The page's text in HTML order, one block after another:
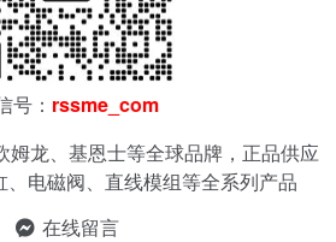
号： rssme_com
姆龙、基恩士等全球品牌，正品供应
、电磁阀、直线模组等全系列产品
在线留言